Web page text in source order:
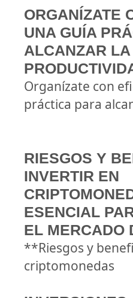
ORGANÍZATE
UNA GUÍA
ALCANZAR LA
Organízate con
práctica para
RIESGOS Y
INVERTIR EN
ESENCIAL
EL MERCADO
**Riesgos y
criptomonedas